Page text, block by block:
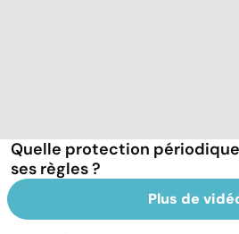
Quelle protection
ses règles ?
Plus de